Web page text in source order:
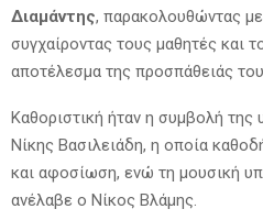
Διαμάντης, παρακολουθώντας
συγχαίροντας τους μαθητές και
αποτέλεσμα της προσπάθειάς
Καθοριστική ήταν η συμβολή
Νίκης Βασιλειάδη, η οποία
και αφοσίωση, ενώ τη μουσική
ανέλαβε ο Νίκος Βλάμης.